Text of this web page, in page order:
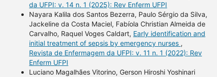
da UFPI: v. 14 n. 1 (2025): Rev Enferm UFPI
Nayara Kalila dos Santos Bezerra, Paulo Sérgio da Silva,
Jackeline da Costa Maciel, Fabíola Christian Almeida de
Carvalho, Raquel Voges Caldart, Early identification and
initial treatment of sepsis by emergency nurses ,
Revista de Enfermagem da UFPI: v. 11 n. 1 (2022): Rev
Enferm UFPI
Luciano Magalhães Vitorino, Gerson Hiroshi Yoshinari